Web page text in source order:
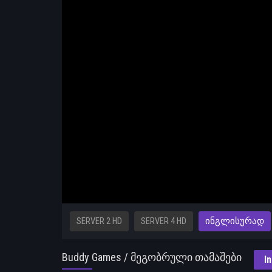
SERVER 2 HD SERVER 4 HD ᲘᲜᲒᲚᲘᲡᲣᲠᲐᲓ
Buddy Games / მეგობრული თამაშები